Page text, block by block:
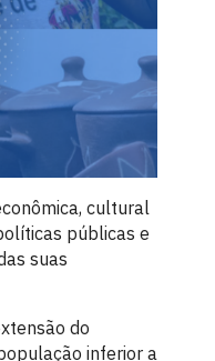
cultural
públicas e
suas
do
inferior a